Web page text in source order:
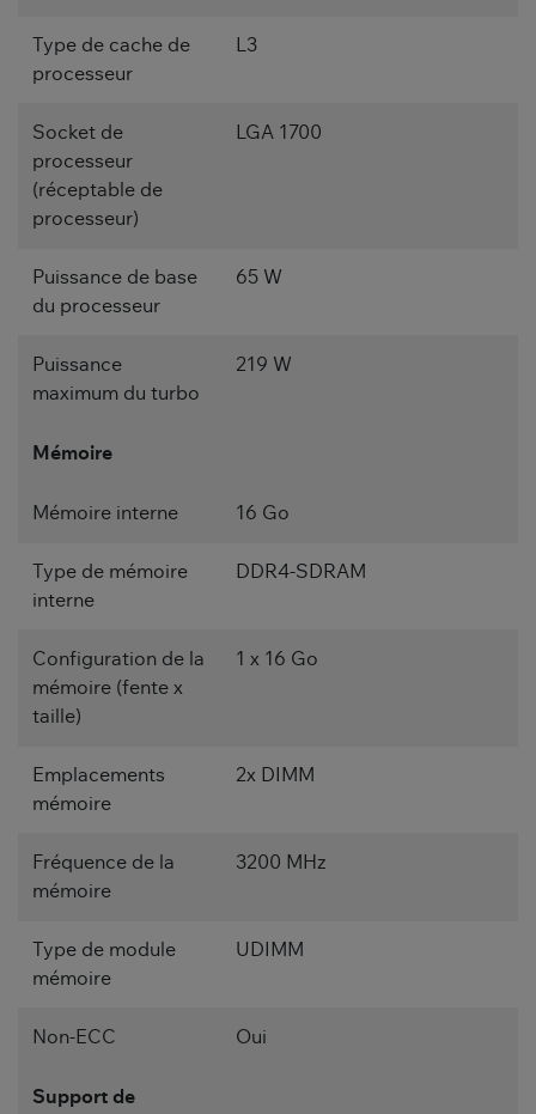
Type de cache de
processeur
L3
Socket de
processeur
(réceptable de
processeur)
LGA 1700
Puissance de base
du processeur
65 W
Puissance
maximum du turbo
219 W
Mémoire
Mémoire interne 16 Go
Type de mémoire
interne
DDR4-SDRAM
Configuration de la
mémoire (fente x
taille)
1 x 16 Go
Emplacements
mémoire
2x DIMM
Fréquence de la
mémoire
3200 MHz
Type de module
mémoire
UDIMM
Non-ECC Oui
Support de